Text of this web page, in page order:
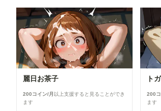
麗日お茶子
200コイン/月 以上支援すると見ることができ
ます
ト
200コ
ます